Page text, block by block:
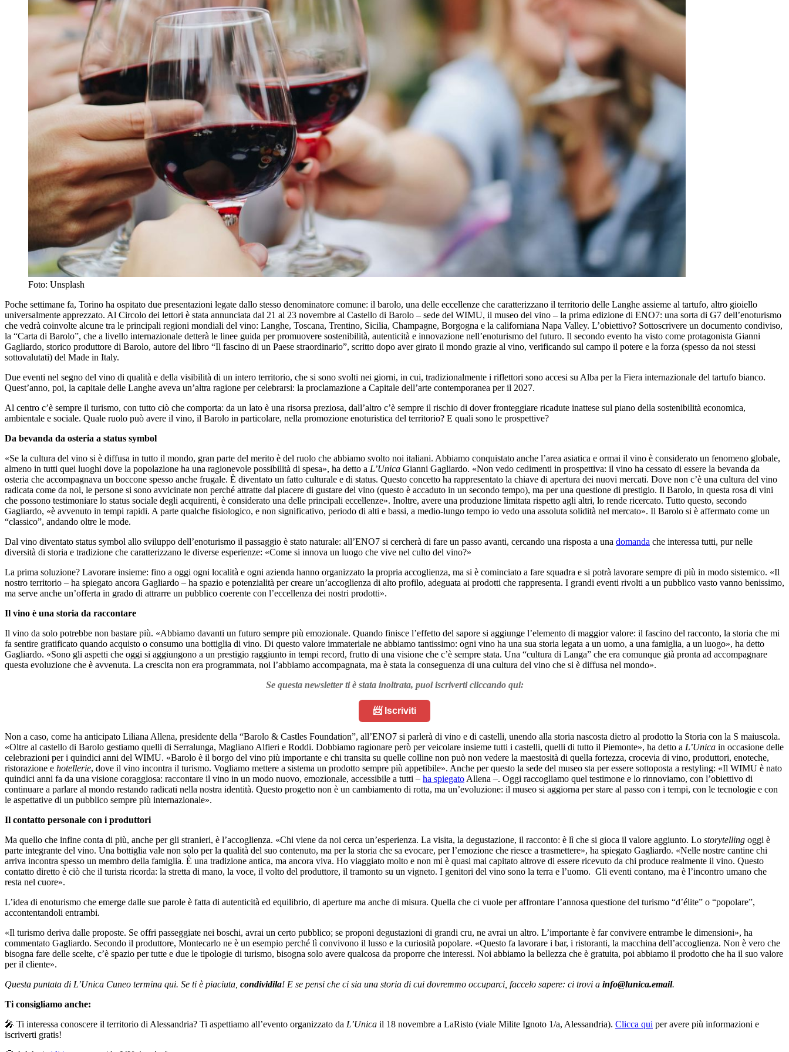
Foto: Unsplash
Poche settimane fa, Torino ha ospitato due presentazioni legate dallo stesso denominatore comune: il barolo, una delle eccellenze che caratterizzano il territorio delle Langhe assieme al tartufo, altro gioiello
universalmente apprezzato. Al Circolo dei lettori è stata annunciata dal 21 al 23 novembre al Castello di Barolo – sede del WIMU, il museo del vino – la prima edizione di ENO7: una sorta di G7 dell’enoturismo
che vedrà coinvolte alcune tra le principali regioni mondiali del vino: Langhe, Toscana, Trentino, Sicilia, Champagne, Borgogna e la californiana Napa Valley. L’obiettivo? Sottoscrivere un documento condiviso,
la “Carta di Barolo”, che a livello internazionale detterà le linee guida per promuovere sostenibilità, autenticità e innovazione nell’enoturismo del futuro. Il secondo evento ha visto come protagonista Gianni
Gagliardo, storico produttore di Barolo, autore del libro “Il fascino di un Paese straordinario”, scritto dopo aver girato il mondo grazie al vino, verificando sul campo il potere e la forza (spesso da noi stessi
sottovalutati) del Made in Italy.
Due eventi nel segno del vino di qualità e della visibilità di un intero territorio, che si sono svolti nei giorni, in cui, tradizionalmente i riflettori sono accesi su Alba per la Fiera internazionale del tartufo bianco.
Quest’anno, poi, la capitale delle Langhe aveva un’altra ragione per celebrarsi: la proclamazione a Capitale dell’arte contemporanea per il 2027.
Al centro c’è sempre il turismo, con tutto ciò che comporta: da un lato è una risorsa preziosa, dall’altro c’è sempre il rischio di dover fronteggiare ricadute inattese sul piano della sostenibilità economica,
ambientale e sociale. Quale ruolo può avere il vino, il Barolo in particolare, nella promozione enoturistica del territorio? E quali sono le prospettive?
Da bevanda da osteria a status symbol
«Se la cultura del vino si è diffusa in tutto il mondo, gran parte del merito è del ruolo che abbiamo svolto noi italiani. Abbiamo conquistato anche l’area asiatica e ormai il vino è considerato un fenomeno globale,
almeno in tutti quei luoghi dove la popolazione ha una ragionevole possibilità di spesa», ha detto a L’Unica Gianni Gagliardo. «Non vedo cedimenti in prospettiva: il vino ha cessato di essere la bevanda da
osteria che accompagnava un boccone spesso anche frugale. È diventato un fatto culturale e di status. Questo concetto ha rappresentato la chiave di apertura dei nuovi mercati. Dove non c’è una cultura del vino
radicata come da noi, le persone si sono avvicinate non perché attratte dal piacere di gustare del vino (questo è accaduto in un secondo tempo), ma per una questione di prestigio. Il Barolo, in questa rosa di vini
che possono testimoniare lo status sociale degli acquirenti, è considerato una delle principali eccellenze». Inoltre, avere una produzione limitata rispetto agli altri, lo rende ricercato. Tutto questo, secondo
Gagliardo, «è avvenuto in tempi rapidi. A parte qualche fisiologico, e non significativo, periodo di alti e bassi, a medio-lungo tempo io vedo una assoluta solidità nel mercato». Il Barolo si è affermato come un
“classico”, andando oltre le mode.
Dal vino diventato status symbol allo sviluppo dell’enoturismo il passaggio è stato naturale: all’ENO7 si cercherà di fare un passo avanti, cercando una risposta a una domanda che interessa tutti, pur nelle
diversità di storia e tradizione che caratterizzano le diverse esperienze: «Come si innova un luogo che vive nel culto del vino?»
La prima soluzione? Lavorare insieme: fino a oggi ogni località e ogni azienda hanno organizzato la propria accoglienza, ma si è cominciato a fare squadra e si potrà lavorare sempre di più in modo sistemico. «Il
nostro territorio – ha spiegato ancora Gagliardo – ha spazio e potenzialità per creare un’accoglienza di alto profilo, adeguata ai prodotti che rappresenta. I grandi eventi rivolti a un pubblico vasto vanno benissimo,
ma serve anche un’offerta in grado di attrarre un pubblico coerente con l’eccellenza dei nostri prodotti».
Il vino è una storia da raccontare
Il vino da solo potrebbe non bastare più. «Abbiamo davanti un futuro sempre più emozionale. Quando finisce l’effetto del sapore si aggiunge l’elemento di maggior valore: il fascino del racconto, la storia che mi
fa sentire gratificato quando acquisto o consumo una bottiglia di vino. Di questo valore immateriale ne abbiamo tantissimo: ogni vino ha una sua storia legata a un uomo, a una famiglia, a un luogo», ha detto
Gagliardo. «Sono gli aspetti che oggi si aggiungono a un prestigio raggiunto in tempi record, frutto di una visione che c’è sempre stata. Una “cultura di Langa” che era comunque già pronta ad accompagnare
questa evoluzione che è avvenuta. La crescita non era programmata, noi l’abbiamo accompagnata, ma è stata la conseguenza di una cultura del vino che si è diffusa nel mondo».
Se questa newsletter ti è stata inoltrata, puoi iscriverti cliccando qui:
📨 Iscriviti
Non a caso, come ha anticipato Liliana Allena, presidente della “Barolo & Castles Foundation”, all’ENO7 si parlerà di vino e di castelli, unendo alla storia nascosta dietro al prodotto la Storia con la S maiuscola.
«Oltre al castello di Barolo gestiamo quelli di Serralunga, Magliano Alfieri e Roddi. Dobbiamo ragionare però per veicolare insieme tutti i castelli, quelli di tutto il Piemonte», ha detto a L’Unica in occasione delle
celebrazioni per i quindici anni del WIMU. «Barolo è il borgo del vino più importante e chi transita su quelle colline non può non vedere la maestosità di quella fortezza, crocevia di vino, produttori, enoteche,
ristorazione e hotellerie, dove il vino incontra il turismo. Vogliamo mettere a sistema un prodotto sempre più appetibile». Anche per questo la sede del museo sta per essere sottoposta a restyling: «Il WIMU è nato
quindici anni fa da una visione coraggiosa: raccontare il vino in un modo nuovo, emozionale, accessibile a tutti – ha spiegato Allena –. Oggi raccogliamo quel testimone e lo rinnoviamo, con l’obiettivo di
continuare a parlare al mondo restando radicati nella nostra identità. Questo progetto non è un cambiamento di rotta, ma un’evoluzione: il museo si aggiorna per stare al passo con i tempi, con le tecnologie e con
le aspettative di un pubblico sempre più internazionale».
Il contatto personale con i produttori
Ma quello che infine conta di più, anche per gli stranieri, è l’accoglienza. «Chi viene da noi cerca un’esperienza. La visita, la degustazione, il racconto: è lì che si gioca il valore aggiunto. Lo storytelling oggi è
parte integrante del vino. Una bottiglia vale non solo per la qualità del suo contenuto, ma per la storia che sa evocare, per l’emozione che riesce a trasmettere», ha spiegato Gagliardo. «Nelle nostre cantine chi
arriva incontra spesso un membro della famiglia. È una tradizione antica, ma ancora viva. Ho viaggiato molto e non mi è quasi mai capitato altrove di essere ricevuto da chi produce realmente il vino. Questo
contatto diretto è ciò che il turista ricorda: la stretta di mano, la voce, il volto del produttore, il tramonto su un vigneto. I genitori del vino sono la terra e l’uomo. Gli eventi contano, ma è l’incontro umano che
resta nel cuore».
L’idea di enoturismo che emerge dalle sue parole è fatta di autenticità ed equilibrio, di aperture ma anche di misura. Quella che ci vuole per affrontare l’annosa questione del turismo “d’élite” o “popolare”,
accontentandoli entrambi.
«Il turismo deriva dalle proposte. Se offri passeggiate nei boschi, avrai un certo pubblico; se proponi degustazioni di grandi cru, ne avrai un altro. L’importante è far convivere entrambe le dimensioni», ha
commentato Gagliardo. Secondo il produttore, Montecarlo ne è un esempio perché lì convivono il lusso e la curiosità popolare. «Questo fa lavorare i bar, i ristoranti, la macchina dell’accoglienza. Non è vero che
bisogna fare delle scelte, c’è spazio per tutte e due le tipologie di turismo, bisogna solo avere qualcosa da proporre che interessi. Noi abbiamo la bellezza che è gratuita, poi abbiamo il prodotto che ha il suo valore
per il cliente».
Questa puntata di L’Unica Cuneo termina qui. Se ti è piaciuta, condividila! E se pensi che ci sia una storia di cui dovremmo occuparci, faccelo sapere: ci trovi a info@lunica.email.
Ti consigliamo anche:
🎤 Ti interessa conoscere il territorio di Alessandria? Ti aspettiamo all’evento organizzato da L’Unica il 18 novembre a LaRisto (viale Milite Ignoto 1/a, Alessandria). Clicca qui per avere più informazioni e
iscriverti gratis!